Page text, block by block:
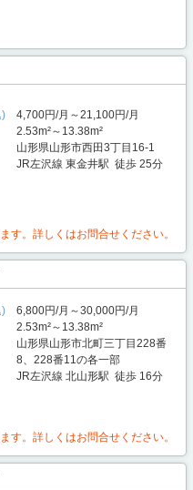
)
4,700円/月～21,100円/月
2.53m²～13.38m²
山形県山形市西田3丁目16-1
JR左沢線 東金井駅 徒歩 25分
す。詳しくはお問合せください。
)
6,800円/月～30,000円/月
2.53m²～13.38m²
山形県山形市北町三丁目228番
8、228番11の各一部
JR左沢線 北山形駅 徒歩 16分
す。詳しくはお問合せください。